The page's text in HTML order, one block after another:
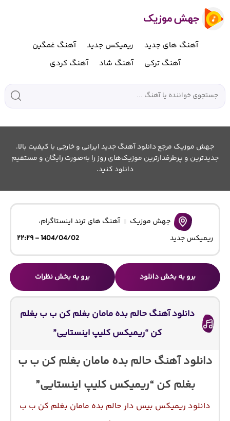
آهنگ های جدید ریمیکس جدید
آهنگ غمگین
آهنگ ترکی
آهنگ شاد آهنگ کردی
جهش موزیک مرجع دانلود آهنگ جدید ایرانی و خارجی با کیفیت بالا.
جدیدترین و پرطرفدارترین موزیک‌های روز را به‌صورت رایگان و مستقیم
دانلود کنید.
جهش موزیک آهنگ های ترند اینستاگرام،
ریمیکس جدید
1404/04/02 - ۲۲:۲۹
برو به بخش دانلود برو به بخش نظرات
دانلود آهنگ حالم بده مامان بغلم کن ب ب بغلم
کن “ریمیکس کلیپ اینستایی”
دانلود آهنگ حالم بده مامان بغلم کن ب ب
بغلم کن “ریمیکس کلیپ اینستایی”
دانلود ریمیکس بیس دار حالم بده مامان بغلم کن ب ب